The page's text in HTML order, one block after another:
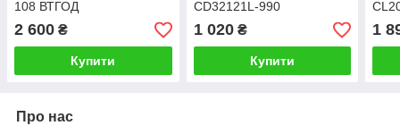
108 ВТГОД
2 600 ₴
Купити
CD32121L-990
1 020₴
Купити
1
Про нас